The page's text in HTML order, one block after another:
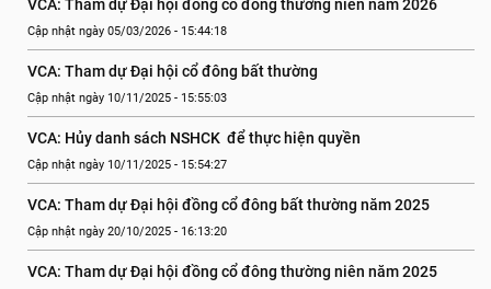
VCA: Tham dự Đại hội đồng cổ đông thường niên năm 2026
Cập nhật ngày 05/03/2026 - 15:44:18
VCA: Tham dự Đại hội cổ đông bất thường
Cập nhật ngày 10/11/2025 - 15:55:03
VCA: Hủy danh sách NSHCK  để thực hiện quyền
Cập nhật ngày 10/11/2025 - 15:54:27
VCA: Tham dự Đại hội đồng cổ đông bất thường năm 2025
Cập nhật ngày 20/10/2025 - 16:13:20
VCA: Tham dự Đại hội đồng cổ đông thường niên năm 2025